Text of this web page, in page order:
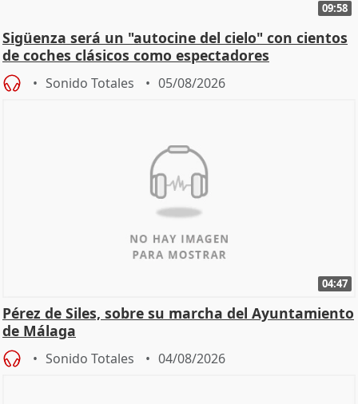
09:58
Sigüenza será un "autocine del cielo" con cientos
de coches clásicos como espectadores
Sonido Totales 05/08/2026
04:47
Pérez de Siles, sobre su marcha del Ayuntamiento
de Málaga
Sonido Totales 04/08/2026